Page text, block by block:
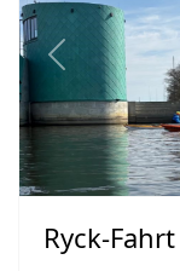
Previous
Ryck-